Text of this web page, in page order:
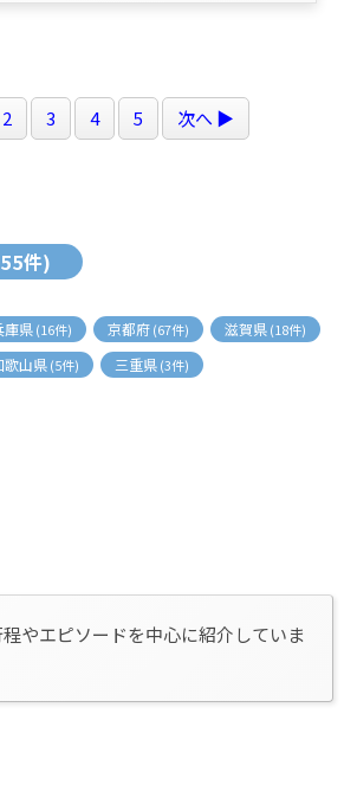
2 3 4 5 次へ ▶
件)
庫県(16件) 京都府(67件) 滋賀県(18件)
歌山県(5件) 三重県(3件)
やエピソードを中心に紹介していま